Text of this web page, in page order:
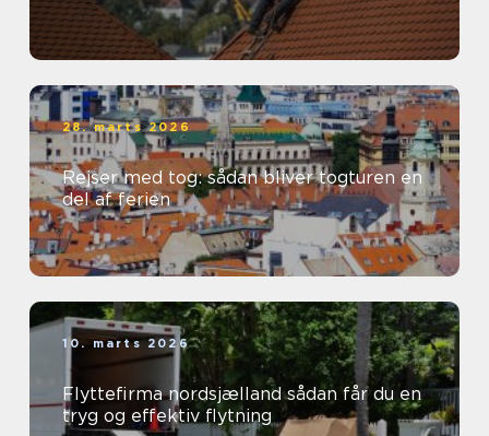
28. marts 2026
Rejser med tog: sådan bliver togturen en
del af ferien
10. marts 2026
Flyttefirma nordsjælland sådan får du en
tryg og effektiv flytning